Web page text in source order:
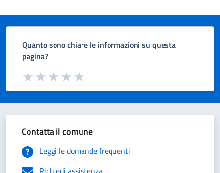
Quanto sono chiare le informazioni su questa
pagina?
Valuta da 1 a 5 stelle la pagina
Valuta 5 stelle su 5
Valuta 4 stelle su 5
Valuta 3 stelle su 5
Valuta 2 stelle su 5
Valuta 1 stelle su 5
Contatta il comune
Leggi le domande frequenti